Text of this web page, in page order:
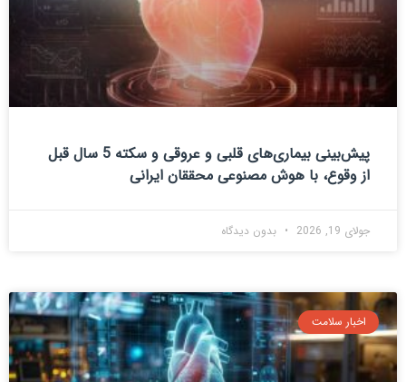
پیش‌بینی بیماری‌های قلبی و عروقی و سکته 5 سال قبل
از وقوع، با هوش مصنوعی محققان ایرانی
جولای 19, 2026 بدون دیدگاه
اخبار سلامت